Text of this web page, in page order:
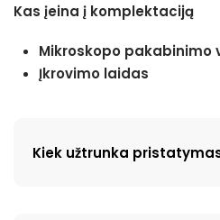
Kas įeina į komplektaciją
Mikroskopo pakabinimo
Įkrovimo laidas
Kiek užtrunka